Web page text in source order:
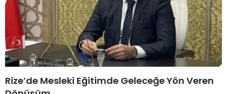
Rize’de Mesleki Eğitimde Geleceğe Yön Veren